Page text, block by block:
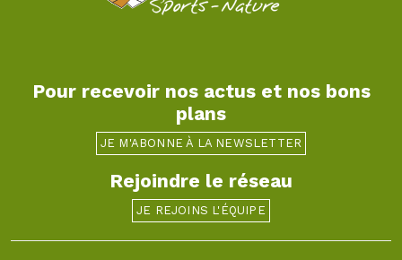
Pour recevoir nos actus et nos bons
plans
JE M'ABONNE À LA NEWSLETTER
Rejoindre le réseau
JE REJOINS L'ÉQUIPE